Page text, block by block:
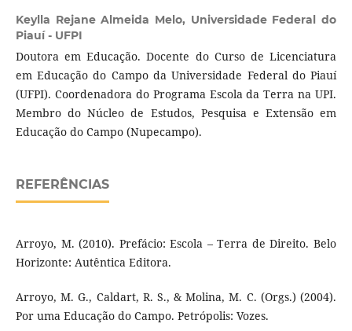
Keylla Rejane Almeida Melo, Universidade Federal do
Piauí - UFPI
Doutora em Educação. Docente do Curso de Licenciatura
em Educação do Campo da Universidade Federal do Piauí
(UFPI). Coordenadora do Programa Escola da Terra na UPI.
Membro do Núcleo de Estudos, Pesquisa e Extensão em
Educação do Campo (Nupecampo).
REFERÊNCIAS
Arroyo, M. (2010). Prefácio: Escola – Terra de Direito. Belo
Horizonte: Autêntica Editora.
Arroyo, M. G., Caldart, R. S., & Molina, M. C. (Orgs.) (2004).
Por uma Educação do Campo. Petrópolis: Vozes.